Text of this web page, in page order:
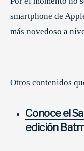
smartphone de
más novedoso a
Otros contenidos
Conoce el
edición